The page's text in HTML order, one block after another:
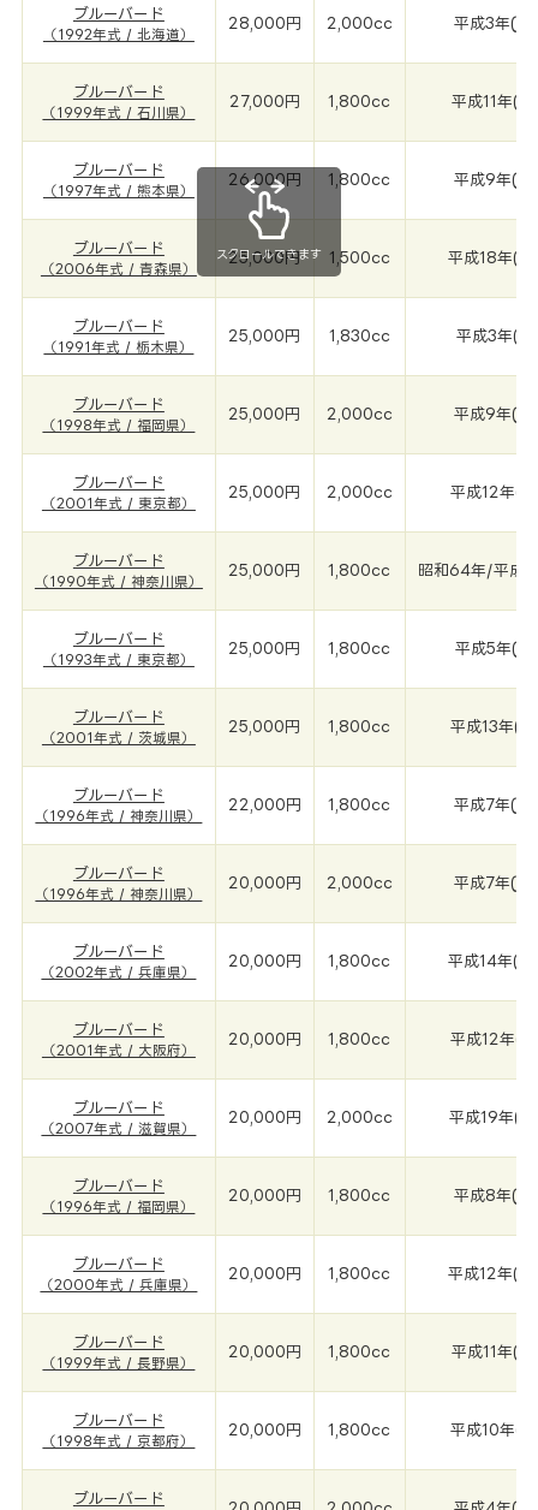
ブルーバード
（1992年式 / 北海道）
28,000円 2,000cc 平成3年
ブルーバード
（1999年式 / 石川県）
27,000円 1,800cc 平成11年
ブルーバード
（1997年式 / 熊本県）
26,000円 1,800cc 平成9年
ブルーバード
（2006年式 / 青森県）
25,000円 1,500cc 平成18年
ブルーバード
（1991年式 / 栃木県）
25,000円 1,830cc 平成3年
ブルーバード
（1998年式 / 福岡県）
25,000円 2,000cc 平成9年
ブルーバード
（2001年式 / 東京都）
25,000円 2,000cc 平成12年
ブルーバード
（1990年式 / 神奈川県）
25,000円 1,800cc 昭和64年/平成
ブルーバード
（1993年式 / 東京都）
25,000円 1,800cc 平成5年
ブルーバード
（2001年式 / 茨城県）
25,000円 1,800cc 平成13年
ブルーバード
（1996年式 / 神奈川県）
22,000円 1,800cc 平成7年
ブルーバード
（1996年式 / 神奈川県）
20,000円 2,000cc 平成7年
ブルーバード
（2002年式 / 兵庫県）
20,000円 1,800cc 平成14年
ブルーバード
（2001年式 / 大阪府）
20,000円 1,800cc 平成12年
ブルーバード
（2007年式 / 滋賀県）
20,000円 2,000cc 平成19年
ブルーバード
（1996年式 / 福岡県）
20,000円 1,800cc 平成8年
ブルーバード
（2000年式 / 兵庫県）
20,000円 1,800cc 平成12年
ブルーバード
（1999年式 / 長野県）
20,000円 1,800cc 平成11年
ブルーバード
（1998年式 / 京都府）
20,000円 1,800cc 平成10年
ブルーバード
スクロールできます